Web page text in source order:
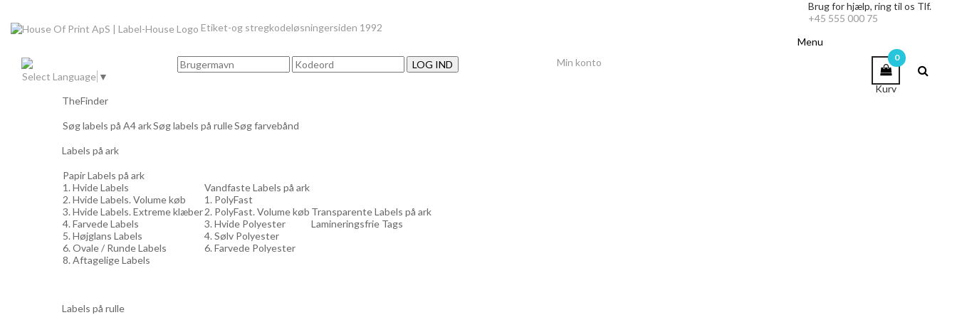
Etiket-og stregkodeløsningersiden 1992
Brug for hjælp, ring til os Tlf.
+45 555 000 75
Select Language ▼
LOG IND
0
Kurv
Min konto
Menu
TheFinder
Søg labels på A4 arkSøg labels på rulleSøg farvebånd
Labels på ark
Papir Labels på ark
1. Hvide Labels
2. Hvide Labels. Volume køb
3. Hvide Labels. Extreme klæber
4. Farvede Labels
5. Højglans Labels
6. Ovale / Runde Labels
8. Aftagelige Labels
Vandfaste Labels på ark
1. PolyFast
2. PolyFast. Volume køb
3. Hvide Polyester
4. Sølv Polyester
6. Farvede Polyester
Transparente Labels på ark
Lamineringsfrie Tags
Labels på rulle